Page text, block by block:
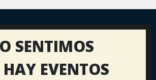
SENTIMOS
EVENTOS